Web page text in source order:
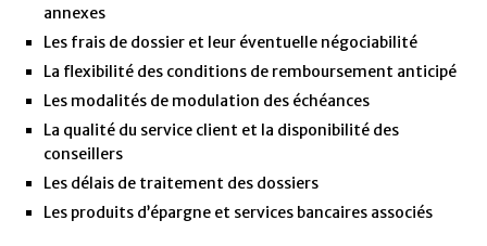
annexes
Les frais de dossier et leur éventuelle négociabilité
La flexibilité des conditions de remboursement anticipé
Les modalités de modulation des échéances
La qualité du service client et la disponibilité des
conseillers
Les délais de traitement des dossiers
Les produits d’épargne et services bancaires associés